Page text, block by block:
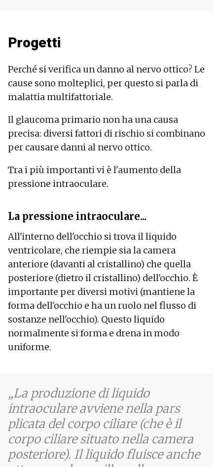
Progetti
Perché si verifica un danno al nervo ottico? Le
cause sono molteplici, per questo si parla di
malattia multifattoriale.
Il glaucoma primario non ha una causa
precisa: diversi fattori di rischio si combinano
per causare danni al nervo ottico.
Tra i più importanti vi è l'aumento della
pressione intraoculare.
La pressione intraoculare...
All'interno dell'occhio si trova il liquido
ventricolare, che riempie sia la camera
anteriore (davanti al cristallino) che quella
posteriore (dietro il cristallino) dell'occhio. È
importante per diversi motivi (mantiene la
forma dell'occhio e ha un ruolo nel flusso di
sostanze nell'occhio). Questo liquido
normalmente si forma e drena in modo
uniforme.
La produzione di liquido
intraoculare avviene nella pars
plicata del corpo ciliare (che è il
corpo ciliare situato nella camera
posteriore). Il liquido fluisce anche